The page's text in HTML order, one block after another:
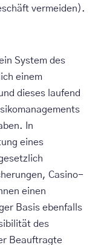
vermeiden).
System des
einem
dieses laufend
In
eines
Casino-
einen
Basis ebenfalls
des
Beauftragte